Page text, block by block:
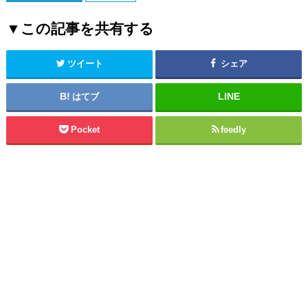
▼この記事を共有する
ツイート シェア
はてブ
Pocket feedly